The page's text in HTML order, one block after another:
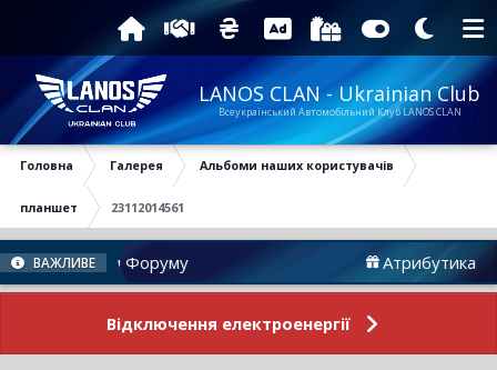
LANOS CLAN - Ukrainian Club
Всеукраїнський Автомобільний Клуб LANOS CLAN
Головна Галерея Альбоми наших користувачів
планшет 23112014561
ВАЖЛИВЕ
Новини Форуму Атрибутика
Відключення електроенергії